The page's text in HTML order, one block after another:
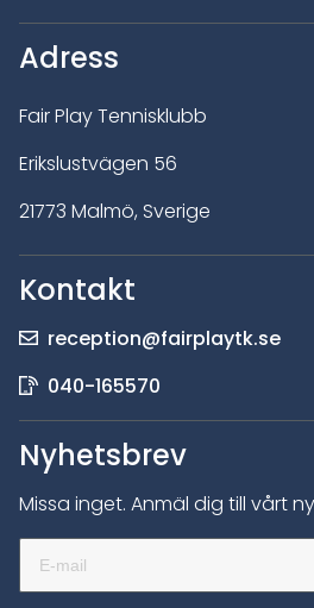
Adress
Fair Play Tennisklubb
Erikslustvägen 56
21773 Malmö, Sverige
Kontakt
reception@fairplaytk.se
040-165570
Nyhetsbrev
Missa inget. Anmäl dig till vårt